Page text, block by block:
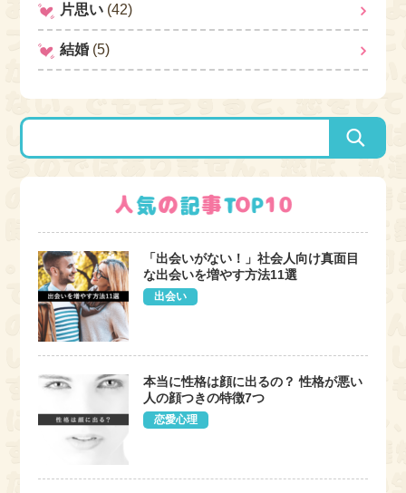
片思い (42)
結婚 (5)
「出会いがない！」社会人向け真面目
な出会いを増やす方法11選
出会い
本当に性格は顔に出るの？ 性格が悪い
人の顔つきの特徴7つ
恋愛心理